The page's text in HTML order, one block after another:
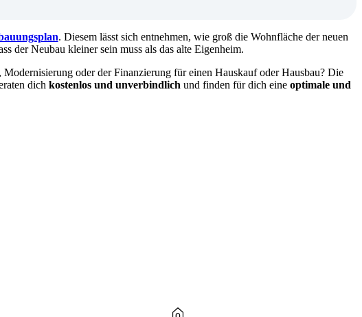
. Diesem lässt sich entnehmen, wie groß die Wohnfläche der neuen
der Neubau kleiner sein muss als das alte Eigenheim.
oder der Finanzierung für einen Hauskauf oder Hausbau? Die
dich kostenlos und unverbindlich und finden für dich eine optimale und